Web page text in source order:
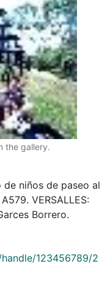
the gallery.
niños de paseo al
VERSALLES:
Borrero.
123456789/2